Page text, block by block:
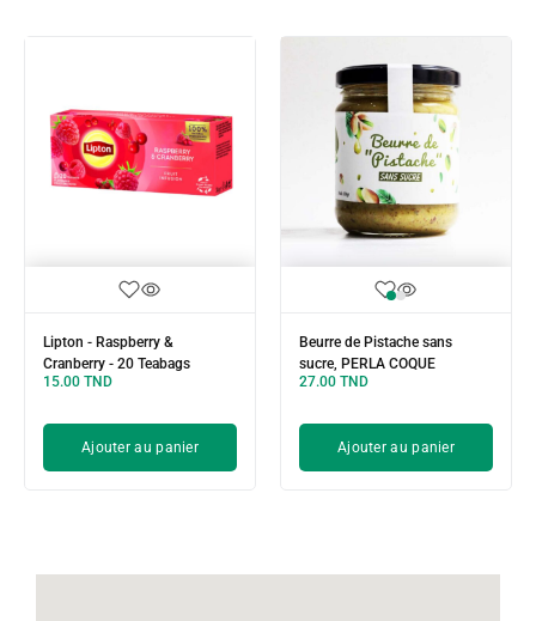
Lipton - Raspberry &
Cranberry - 20 Teabags
15.00 TND
Ajouter au panier
Beurre de Pistache sans
sucre, PERLA COQUE
27.00 TND
Ajouter au panier